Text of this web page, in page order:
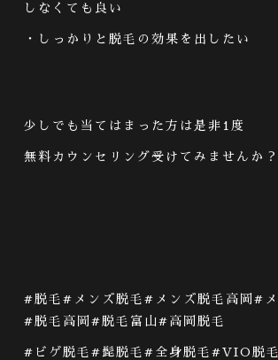
しなくても良い
・しっかりと脱毛の効果を出したい
少しでも当てはまった方は是非 1 度
無料カウンセリング受けてみませんか？
#脱毛 # メンズ脱毛 # メンズ脱毛高岡#
#脱毛高岡#脱毛富山# 高岡脱毛
#ビゲ脱毛# 髭脱毛 # 全身脱毛 #VIO 脱毛